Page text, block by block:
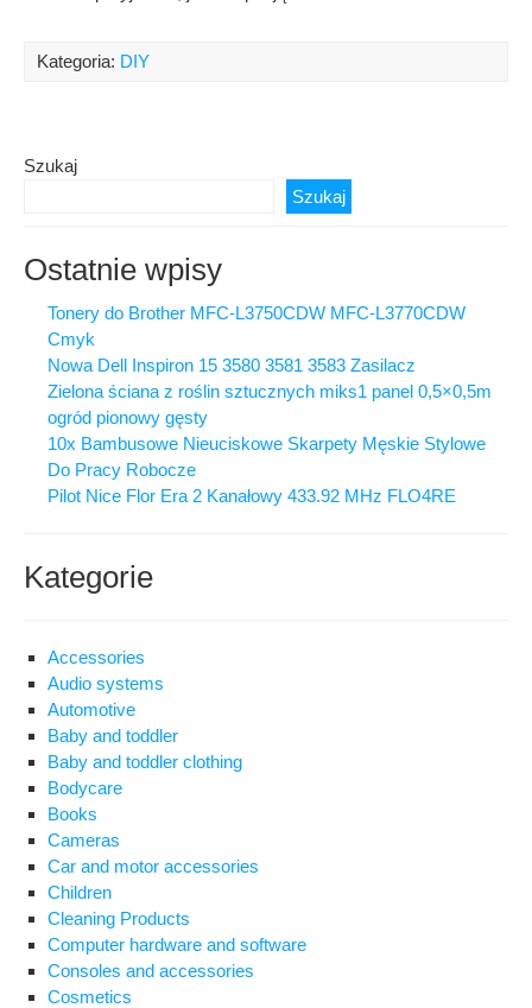
Kategoria: DIY
Szukaj
Szukaj
Ostatnie wpisy
Tonery do Brother MFC-L3750CDW MFC-L3770CDW
Cmyk
Nowa Dell Inspiron 15 3580 3581 3583 Zasilacz
Zielona ściana z roślin sztucznych miks1 panel 0,5×0,5m
ogród pionowy gęsty
10x Bambusowe Nieuciskowe Skarpety Męskie Stylowe
Do Pracy Robocze
Pilot Nice Flor Era 2 Kanałowy 433.92 MHz FLO4RE
Kategorie
Accessories
Audio systems
Automotive
Baby and toddler
Baby and toddler clothing
Bodycare
Books
Cameras
Car and motor accessories
Children
Cleaning Products
Computer hardware and software
Consoles and accessories
Cosmetics